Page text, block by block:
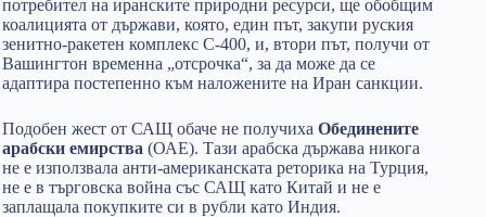
потребител на иранските природни ресурси, ще обобщим
коалицията от държави, която, един път, закупи руския
зенитно-ракетен комплекс С-400, и, втори път, получи от
Вашингтон временна „отсрочка“, за да може да се
адаптира постепенно към наложените на Иран санкции.
Подобен жест от САЩ обаче не получиха Обединените
арабски емирства (ОАЕ). Тази арабска държава никога
не е използвала анти-американската реторика на Турция,
не е в търговска война със САЩ като Китай и не е
заплащала покупките си в рубли като Индия.